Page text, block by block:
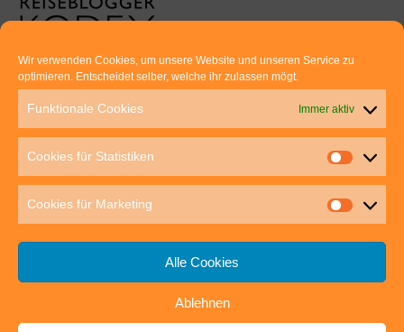
Wir verwenden Cookies, um unsere Website und unseren Service zu
optimieren. Entscheidet selber, welche ihr zulassen mögt.
Funktionale Cookies Immer aktiv
Cookies für Statistiken
Cookies für Marketing
Alle Cookies
Ablehnen
Euer direkter Draht zu uns:
Thomas Rathay und Silke Rommel
70563 Stuttgart
post@outdoor-hochgenuss.de
IMPRESSUM DATENSCHUTZ